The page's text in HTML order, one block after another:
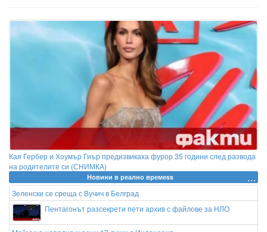
Кая Гербер и Хоумър Гиър предизвикаха фурор 35 години след развода
на родителите си (СНИМКА)
Новини в реално времеss
Зеленски се среща с Вучич в Белград
Пентагонът разсекрети пети архив с файлове за НЛО